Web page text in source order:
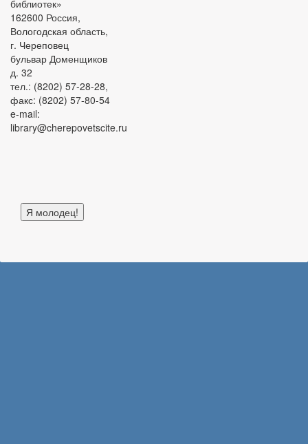
библиотек»
162600 Россия,
Вологодская область,
г. Череповец
бульвар Доменщиков
д. 32
тел.: (8202) 57-28-28,
факс: (8202) 57-80-54
e-mail:
library@cherepovetscite.ru